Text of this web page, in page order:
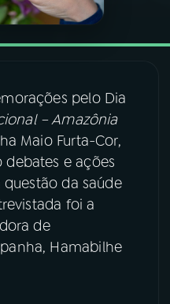
Facebook
pelo Dia
– Amazônia
Maio Furta-Cor,
e ações
da saúde
foi a
de
Hamabilhe